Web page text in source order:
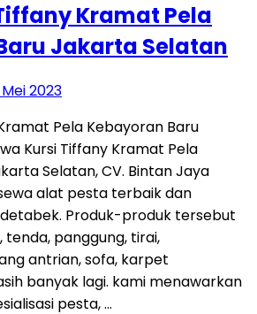
Kramat Pela
Jakarta Selatan
Mei 2023
Pela Kebayoran Baru
Kursi Tiffany Kramat Pela
Selatan, CV. Bintan Jaya
alat pesta terbaik dan
Produk-produk tersebut
tenda, panggung, tirai,
antrian, sofa, karpet
banyak lagi. kami menawarkan
pesta, …